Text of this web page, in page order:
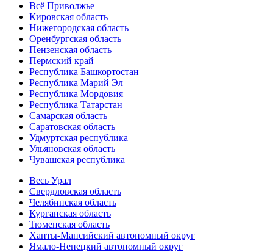
Всё Приволжье
Кировская область
Нижегородская область
Оренбургская область
Пензенская область
Пермский край
Республика Башкортостан
Республика Марий Эл
Республика Мордовия
Республика Татарстан
Самарская область
Саратовская область
Удмуртская республика
Ульяновская область
Чувашская республика
Весь Урал
Свердловская область
Челябинская область
Курганская область
Тюменская область
Ханты-Мансийский автономный округ
Ямало-Ненецкий автономный округ